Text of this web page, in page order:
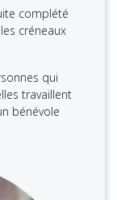
complété
créneaux
qui
travaillent
bénévole